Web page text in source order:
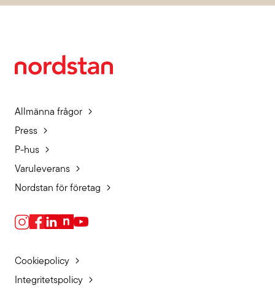
Allmänna frågor
Press
P-hus
Varuleverans
Nordstan för företag
Cookiepolicy
Integritetspolicy